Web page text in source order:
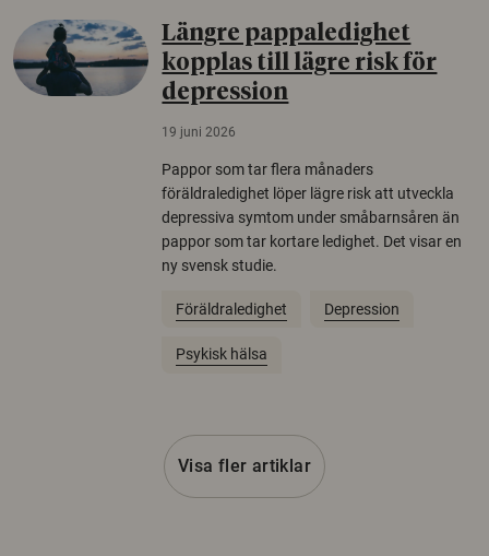
Längre pappaledighet
kopplas till lägre risk för
depression
19 juni 2026
Pappor som tar flera månaders
föräldraledighet löper lägre risk att utveckla
depressiva symtom under småbarnsåren än
pappor som tar kortare ledighet. Det visar en
ny svensk studie.
Föräldraledighet Depression
Psykisk hälsa
Visa fler artiklar